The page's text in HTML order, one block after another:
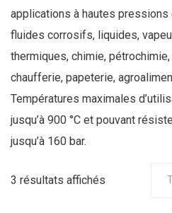
applications à hautes
fluides corrosifs, liquides,
thermiques, chimie,
chaufferie, papeterie,
Températures maximales
jusqu’à 900 °C et pouvant
jusqu’à 160 bar.
3 résultats affichés